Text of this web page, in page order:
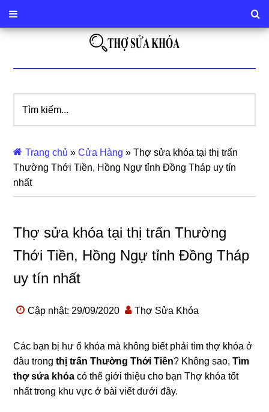
kiếm...
Trang chủ »Cửa Hàng »Thợ sửa khóa tại thị trấn
Thường Thới Tiền, Hồng Ngự tỉnh Đồng Tháp uy tín
nhất
Thợ sửa khóa tại thị trấn Thường
Thới Tiền, Hồng Ngự tỉnh Đồng Tháp
uy tín nhất
Cập nhật: 29/09/2020 Thợ Sửa Khóa
Các bạn bị hư ổ khóa mà không biết phải tìm thợ khóa ở
đâu trongthị trấn Thường Thới Tiền? Không sao,Tìm
thợ sửa khóa có thể giới thiệu cho bạn Thợ khóa tốt
nhất trong khu vực ở bài viết dưới đây.